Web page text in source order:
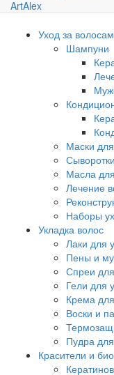
Уход за
Шампуни
Маски
Масла
Лечение
Наборы
Укладка волос
Лаки для
Пены и
Спреи
Гели для
Крема
Воски и
Пудра
Красители и